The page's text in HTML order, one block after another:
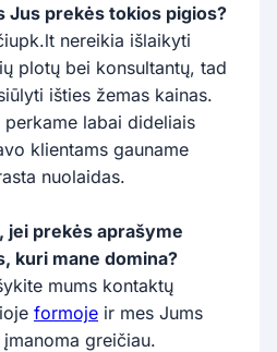
Jus prekės tokios pigios?
nereikia išlaikyti
plotų bei konsultantų, tad
išties žemas kainas.
labai dideliais
klientams gauname
nuolaidas.
jei prekės aprašyme
kuri mane domina?
mums kontaktų
formoje ir mes Jums
greičiau.